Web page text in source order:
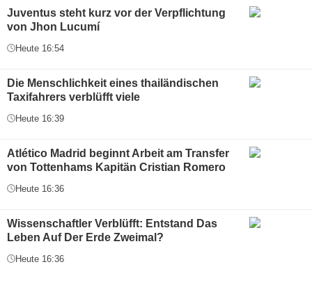
Juventus steht kurz vor der Verpflichtung
von Jhon Lucumí
Heute 16:54
Die Menschlichkeit eines thailändischen
Taxifahrers verblüfft viele
Heute 16:39
Atlético Madrid beginnt Arbeit am Transfer
von Tottenhams Kapitän Cristian Romero
Heute 16:36
Wissenschaftler Verblüfft: Entstand Das
Leben Auf Der Erde Zweimal?
Heute 16:36